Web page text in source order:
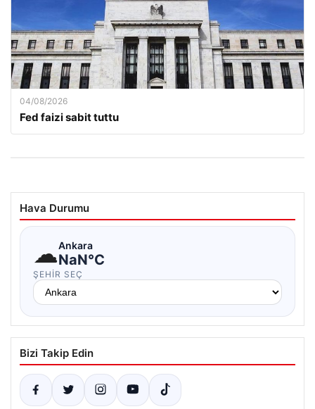
04/08/2026
Fed faizi sabit tuttu
Hava Durumu
☁Ankara
NaN°C
ŞEHIR SEÇ
Bizi Takip Edin